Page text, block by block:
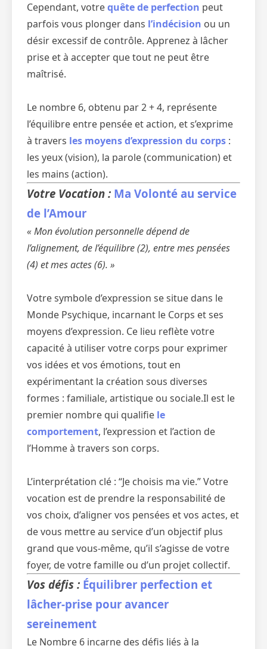
Cependant, votrequête de perfection peut
parfois vous plonger dans l’indécision ou un
désir excessif de contrôle. Apprenez à lâcher
prise et à accepter que tout ne peut être
maîtrisé.
Le nombre 6, obtenu par 2 + 4, représente
l’équilibre entre pensée et action, et s’exprime
à travers les moyens d’expression du corps :
les yeux (vision), la parole (communication) et
les mains (action).
Votre Vocation : Ma Volonté au service
de l’Amour
« Mon évolution personnelle dépend de
l’alignement, de l’équilibre (2), entre mes pensées
(4) et mes actes (6). »
Votre symbole d’expression se situe dans le
Monde Psychique, incarnant le Corps et ses
moyens d’expression. Ce lieu reflète votre
capacité à utiliser votre corps pour exprimer
vos idées et vos émotions, tout en
expérimentant la création sous diverses
formes : familiale, artistique ou sociale.Il est le
premier nombre qui qualifie le
comportement, l’expression et l’action de
l’Homme à travers son corps.
L’interprétation clé : “Je choisis ma vie.” Votre
vocation est de prendre la responsabilité de
vos choix, d’aligner vos pensées et vos actes, et
de vous mettre au service d’un objectif plus
grand que vous-même, qu’il s’agisse de votre
foyer, de votre famille ou d’un projet collectif.
Vos défis : Équilibrer perfection et
lâcher-prise pour avancer
sereinement
Le Nombre 6 incarne des défis liés à la